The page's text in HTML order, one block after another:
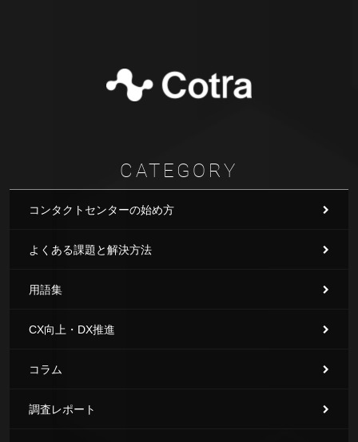
CATEGORY
コンタクトセンターの始め方
よくある課題と解決方法
用語集
CX向上・DX推進
コラム
調査レポート